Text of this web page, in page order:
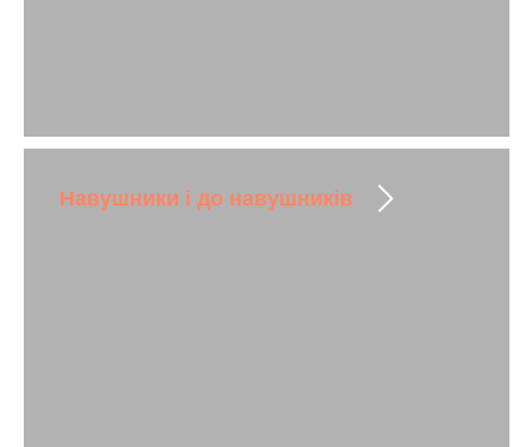
Навушники і до навушників